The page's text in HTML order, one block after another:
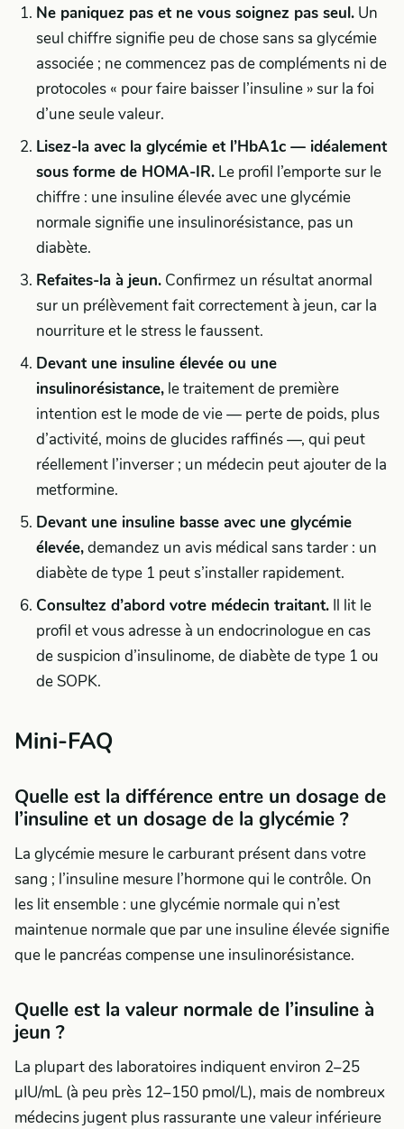
Ne paniquez pas et ne vous soignez pas seul. Un
seul chiffre signifie peu de chose sans sa glycémie
associée ; ne commencez pas de compléments ni de
protocoles « pour faire baisser l’insuline » sur la foi
d’une seule valeur.
Lisez-la avec la glycémie et l’HbA1c — idéalement
sous forme de HOMA-IR. Le profil l’emporte sur le
chiffre : une insuline élevée avec une glycémie
normale signifie une insulinorésistance, pas un
diabète.
Refaites-la à jeun. Confirmez un résultat anormal
sur un prélèvement fait correctement à jeun, car la
nourriture et le stress le faussent.
Devant une insuline élevée ou une
insulinorésistance, le traitement de première
intention est le mode de vie — perte de poids, plus
d’activité, moins de glucides raffinés —, qui peut
réellement l’inverser ; un médecin peut ajouter de la
metformine.
Devant une insuline basse avec une glycémie
élevée,demandez un avis médical sans tarder : un
diabète de type 1 peut s’installer rapidement.
Consultez d’abord votre médecin traitant. Il lit le
profil et vous adresse à un endocrinologue en cas
de suspicion d’insulinome, de diabète de type 1 ou
de SOPK.
Mini-FAQ
Quelle est la différence entre un dosage de
l’insuline et un dosage de la glycémie ?
La glycémie mesure le carburant présent dans votre
sang ; l’insuline mesure l’hormone qui le contrôle. On
les lit ensemble : une glycémie normale qui n’est
maintenue normale que par une insuline élevée signifie
que le pancréas compense une insulinorésistance.
Quelle est la valeur normale de l’insuline à
jeun ?
La plupart des laboratoires indiquent environ 2–25
µIU/mL (à peu près 12–150 pmol/L), mais de nombreux
médecins jugent plus rassurante une valeur inférieure